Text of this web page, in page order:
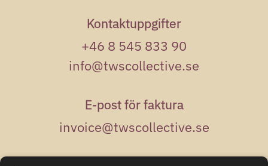
Kontaktuppgifter
+46 8 545 833 90
info@twscollective.se
E-post för faktura
invoice@twscollective.se